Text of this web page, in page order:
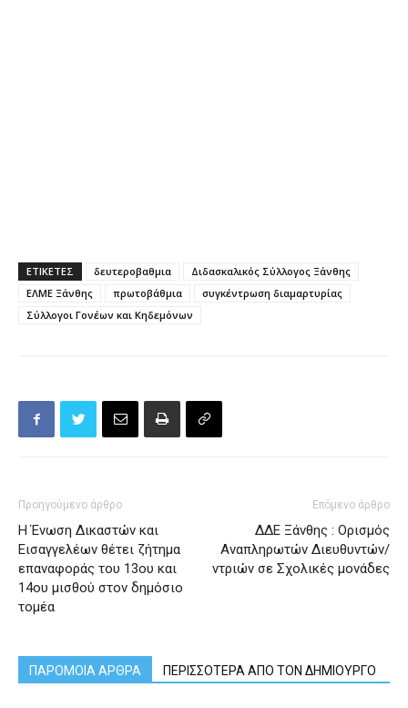
ΕΤΙΚΕΤΕΣ δευτεροβαθμια
Διδασκαλικός Σύλλογος Ξάνθης
ΕΛΜΕ Ξάνθης
πρωτοβάθμια
συγκέντρωση διαμαρτυρίας
Σύλλογοι Γονέων και Κηδεμόνων
Προηγούμενο άρθρο
Η Ένωση Δικαστών και
Εισαγγελέων θέτει ζήτημα
επαναφοράς του 13ου και
14ου μισθού στον δημόσιο
τομέα
Επόμενο άρθρο
ΔΔΕ Ξάνθης : Ορισμός
Αναπληρωτών Διευθυντών/
ντριών σε Σχολικές μονάδες
ΠΑΡΟΜΟΙΑ ΑΡΘΡΑ ΠΕΡΙΣΣΟΤΕΡΑ ΑΠΟ ΤΟΝ ΔΗΜΙΟΥΡΓΟ